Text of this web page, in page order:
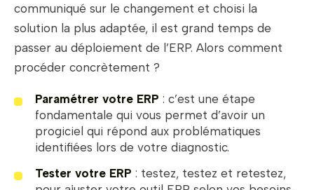
communiqué sur le changement et choisi la
solution la plus adaptée, il est grand temps de
passer au déploiement de l’ERP. Alors comment
procéder concrètement ?
Paramétrer votre ERP : c’est une étape
fondamentale qui vous permet d’avoir un
progiciel qui répond aux problématiques
identifiées lors de votre diagnostic.
Tester votre ERP : testez, testez et retestez,